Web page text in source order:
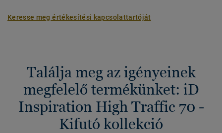
Keresse meg értékesítési kapcsolattartóját
Találja meg az igényeinek
megfelelő termékünket: iD
Inspiration High Traffic 70 -
Kifutó kollekció